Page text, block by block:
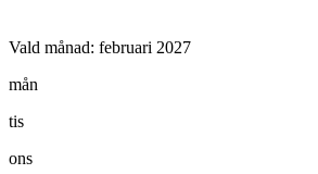
Vald månad: februari 2027
mån
tis
ons